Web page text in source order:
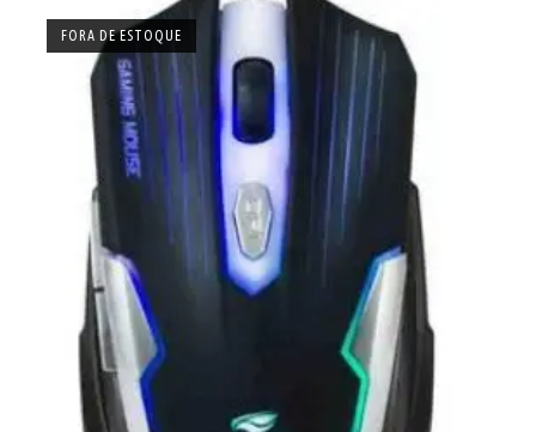
FORA DE ESTOQUE